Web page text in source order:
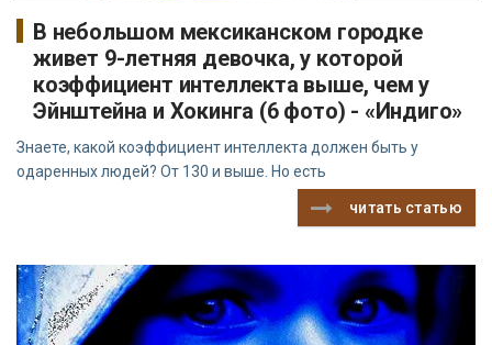
В небольшом мексиканском городке
живет 9-летняя девочка, у которой
коэффициент интеллекта выше, чем у
Эйнштейна и Хокинга (6 фото) - «Индиго»
Знаете, какой коэффициент интеллекта должен быть у
одаренных людей? От 130 и выше. Но есть
читать статью